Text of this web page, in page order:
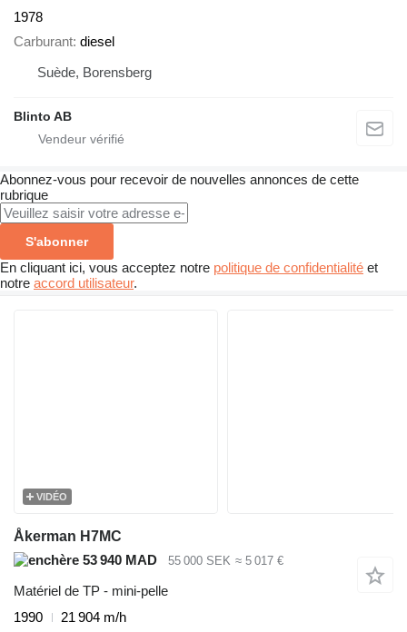
1978
Carburant diesel
Suède, Borensberg
Blinto AB
Abonnez-vous pour recevoir de nouvelles annonces de cette
rubrique
S'abonner
En cliquant ici, vous acceptez notre politique de confidentialité et
notre accord utilisateur.
VIDÉO
Åkerman H7MC
53 940 MAD
55 000 SEK ≈ 5 017 €
Matériel de TP - mini-pelle
1990
21 904 m/h